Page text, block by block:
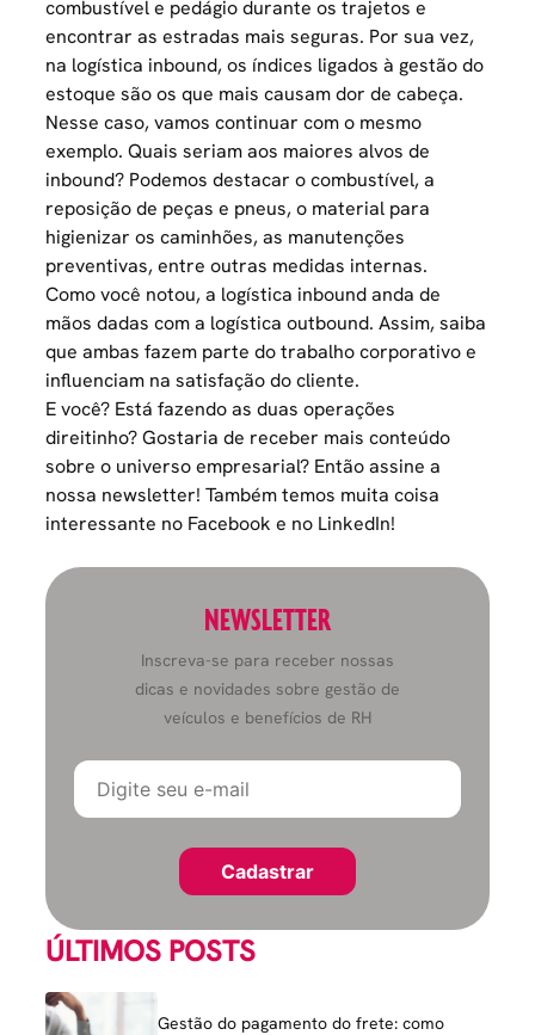
combustível e pedágio durante os trajetos e
encontrar as estradas mais seguras. Por sua vez,
na logística inbound, os índices ligados à gestão do
estoque são os que mais causam dor de cabeça.
Nesse caso, vamos continuar com o mesmo
exemplo. Quais seriam aos maiores alvos de
inbound? Podemos destacar o combustível, a
reposição de peças e pneus, o material para
higienizar os caminhões, as manutenções
preventivas, entre outras medidas internas.
Como você notou, a logística inbound anda de
mãos dadas com a logística outbound. Assim, saiba
que ambas fazem parte do trabalho corporativo e
influenciam na satisfação do cliente.
E você? Está fazendo as duas operações
direitinho? Gostaria de receber mais conteúdo
sobre o universo empresarial? Então assine a
nossa newsletter! Também temos muita coisa
interessante no Facebook e no LinkedIn!
NEWSLETTER
Inscreva-se para receber nossas
dicas e novidades sobre gestão de
veículos e benefícios de RH
ÚLTIMOS POSTS
Gestão do pagamento do frete: como